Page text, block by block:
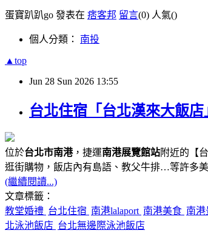
蛋寶趴趴go 發表在 痞客邦 留言(0) 人氣()
個人分類： 南投
▲top
Jun 28 Sun 2026 13:55
台北住宿「台北漢來大飯
位於台北市南港，捷運南港展覽館站附近的【
逛街購物，飯店內有島語、教父牛排…等許多美
(繼續閱讀...)
文章標籤：
教堂婚禮 台北住宿 南港lalaport 南港美食 南港
北泳池飯店 台北無邊際泳池飯店